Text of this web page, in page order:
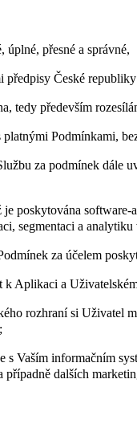
přesné a správné,
České
tedy především
Podmínkami,
za podmínek dále
poskytována
segmentaci a
za účelem
Aplikaci a
rozhraní si Uživatel
Vaším informačním
dalších